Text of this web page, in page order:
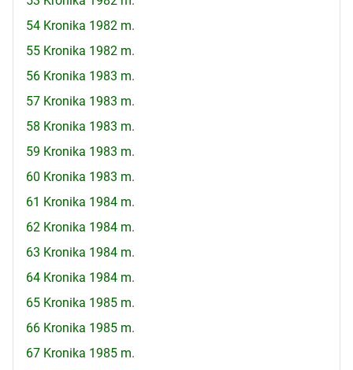
54 Kronika 1982 m.
55 Kronika 1982 m.
56 Kronika 1983 m.
57 Kronika 1983 m.
58 Kronika 1983 m.
59 Kronika 1983 m.
60 Kronika 1983 m.
61 Kronika 1984 m.
62 Kronika 1984 m.
63 Kronika 1984 m.
64 Kronika 1984 m.
65 Kronika 1985 m.
66 Kronika 1985 m.
67 Kronika 1985 m.